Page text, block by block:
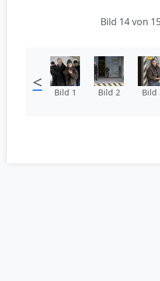
Bild 14 von
< Bild 1 Bild 2 Bild